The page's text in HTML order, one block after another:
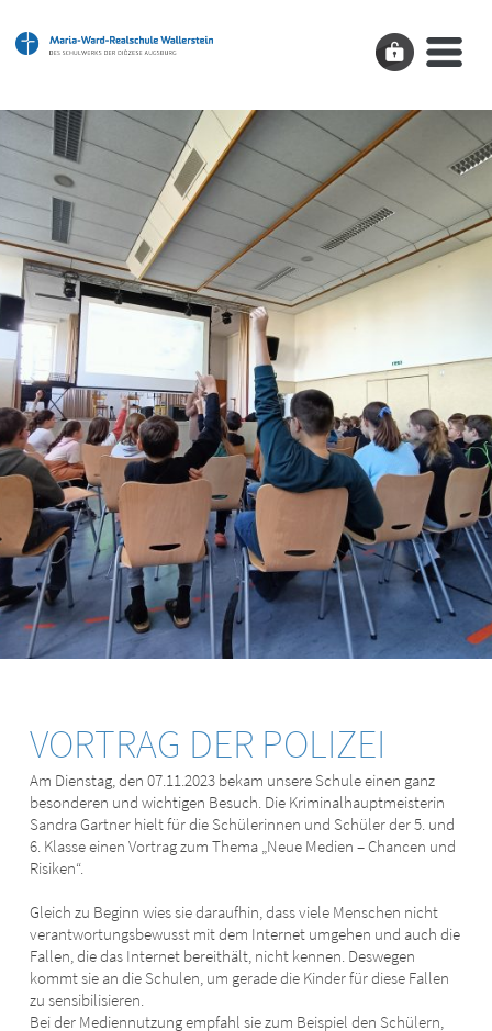
VORTRAG DER POLIZEI
Am Dienstag, den 07.11.2023 bekam unsere Schule einen ganz
besonderen und wichtigen Besuch. Die Kriminalhauptmeisterin
Sandra Gartner hielt für die Schülerinnen und Schüler der 5. und
6. Klasse einen Vortrag zum Thema „Neue Medien – Chancen und
Risiken“.
Gleich zu Beginn wies sie daraufhin, dass viele Menschen nicht
verantwortungsbewusst mit dem Internet umgehen und auch die
Fallen, die das Internet bereithält, nicht kennen. Deswegen
kommt sie an die Schulen, um gerade die Kinder für diese Fallen
zu sensibilisieren.
Bei der Mediennutzung empfahl sie zum Beispiel den Schülern,